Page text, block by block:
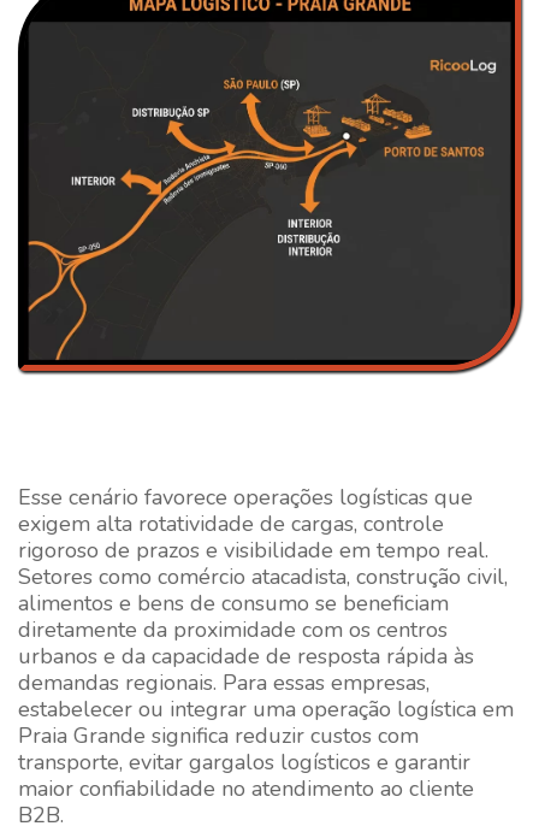
Esse cenário favorece operações logísticas que
exigem alta rotatividade de cargas, controle
rigoroso de prazos e visibilidade em tempo real.
Setores como comércio atacadista, construção civil,
alimentos e bens de consumo se beneficiam
diretamente da proximidade com os centros
urbanos e da capacidade de resposta rápida às
demandas regionais. Para essas empresas,
estabelecer ou integrar uma operação logística em
Praia Grande significa reduzir custos com
transporte, evitar gargalos logísticos e garantir
maior confiabilidade no atendimento ao cliente
B2B.